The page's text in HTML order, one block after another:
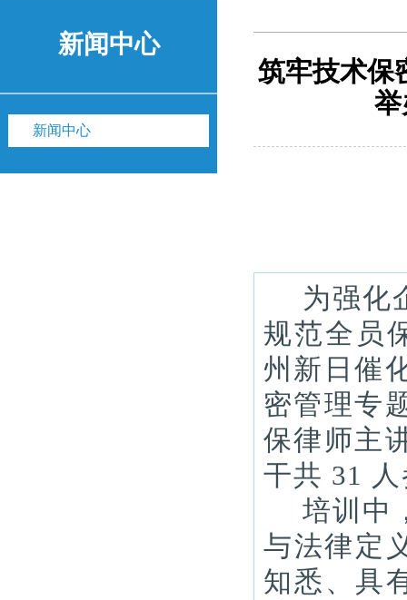
新闻中心
新闻中心
筑牢技术
为强化
规范全员
州新日催
密管理专
保律师主
干共 31
培训中
与法律定
知悉、具